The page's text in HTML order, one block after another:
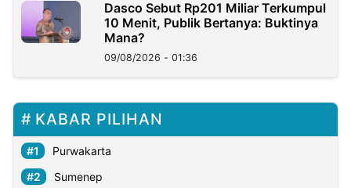
Dasco Sebut Rp201 Miliar Terkumpul
10 Menit, Publik Bertanya: Buktinya
Mana?
09/08/2026 - 01:36
KABAR PILIHAN
Purwakarta
Sumenep